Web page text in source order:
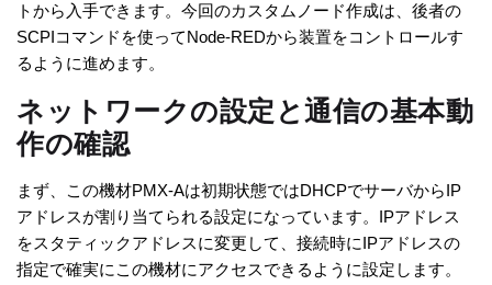
トから入手できます。今回のカスタムノード作成は、後者の
SCPIコマンドを使ってNode-REDから装置をコントロールす
るように進めます。
ネットワークの設定と通信の基本動
作の確認
まず、この機材PMX-Aは初期状態ではDHCPでサーバからIP
アドレスが割り当てられる設定になっています。IPアドレス
をスタティックアドレスに変更して、接続時にIPアドレスの
指定で確実にこの機材にアクセスできるように設定します。